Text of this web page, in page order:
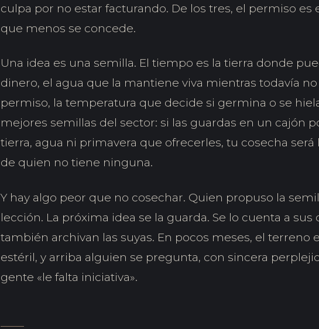
culpa por no estar facturando. De los tres, el permiso es
que menos se concede.
Una idea es una semilla. El tiempo es la tierra donde
dinero, el agua que la mantiene viva mientras todavía
permiso, la temperatura que decide si germina o se
mejores semillas del sector: si las guardas en un cajón
tierra, agua ni primavera que ofrecerles, tu cosecha será
de quien no tiene ninguna.
Y hay algo peor que no cosechar. Quien propuso la
lección. La próxima idea se la guarda. Se lo cuenta a
también archivan las suyas. En pocos meses, el terreno
estéril, y arriba alguien se pregunta, con sincera
gente «le falta iniciativa».